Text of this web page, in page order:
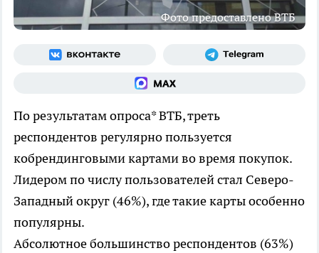
Фото предоставлено ВТБ
По результатам опроса* ВТБ, треть
респондентов регулярно пользуется
кобрендинговыми картами во время покупок.
Лидером по числу пользователей стал Северо-
Западный округ (46%), где такие карты особенно
популярны.
Абсолютное большинство респондентов (63%)